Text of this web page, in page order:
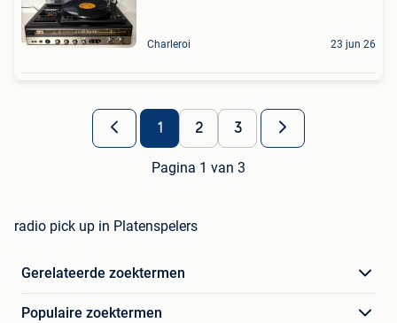
Charleroi 23 jun 26
1 2 3
Pagina 1 van 3
radio pick up in Platenspelers
Gerelateerde zoektermen
Populaire zoektermen